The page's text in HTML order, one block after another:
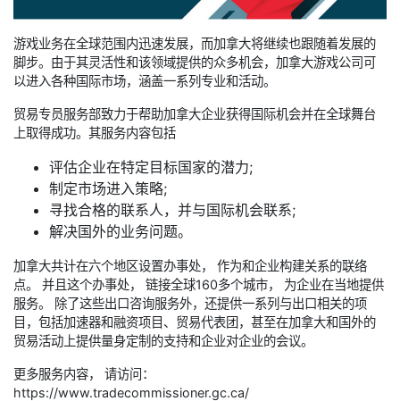
游戏业务在全球范围内迅速发展，而加拿大将继续也跟随着发展的
脚步。由于其灵活性和该领域提供的众多机会，加拿大游戏公司可
以进入各种国际市场，涵盖一系列专业和活动。
贸易专员服务部致力于帮助加拿大企业获得国际机会并在全球舞台
上取得成功。其服务内容包括
评估企业在特定目标国家的潜力;
制定市场进入策略;
寻找合格的联系人，并与国际机会联系;
解决国外的业务问题。
加拿大共计在六个地区设置办事处， 作为和企业构建关系的联络
点。 并且这个办事处， 链接全球160多个城市， 为企业在当地提供
服务。 除了这些出口咨询服务外，还提供一系列与出口相关的项
目，包括加速器和融资项目、贸易代表团，甚至在加拿大和国外的
贸易活动上提供量身定制的支持和企业对企业的会议。
更多服务内容， 请访问：
https://www.tradecommissioner.gc.ca/